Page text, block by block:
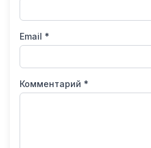
Email *
Комментарий *